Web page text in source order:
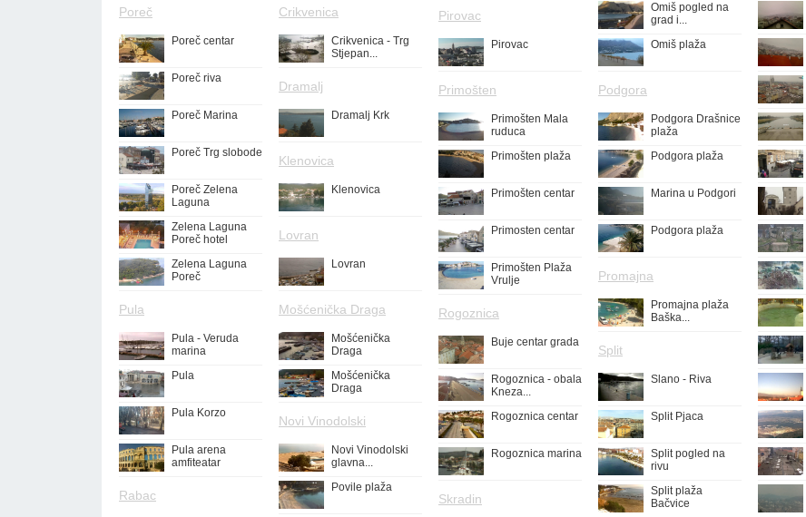
Poreč
Poreč centar
Poreč riva
Poreč Marina
Poreč Trg slobode
Poreč Zelena
Laguna
Zelena Laguna
Poreč hotel
Zelena Laguna
Poreč
Pula
Pula - Veruda
marina
Pula
Pula Korzo
Pula arena
amfiteatar
Rabac
Crikvenica
Crikvenica - Trg
Stjepan...
Dramalj
Dramalj Krk
Klenovica
Klenovica
Lovran
Lovran
Mošćenička Draga
Mošćenička
Draga
Mošćenička
Draga
Novi Vinodolski
Novi Vinodolski
glavna...
Povile plaža
Pirovac
Pirovac
Primošten
Primošten Mala
ruduca
Primošten plaža
Primošten centar
Primosten centar
Primošten Plaža
Vrulje
Rogoznica
Buje centar grada
Rogoznica - obala
Kneza...
Rogoznica centar
Rogoznica marina
Skradin
Omiš pogled na
grad i...
Omiš plaža
Podgora
Podgora Drašnice
plaža
Podgora plaža
Marina u Podgori
Podgora plaža
Promajna
Promajna plaža
Baška...
Split
Slano - Riva
Split Pjaca
Split pogled na
rivu
Split plaža
Bačvice